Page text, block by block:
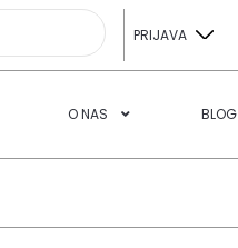
PRIJAVA
O NAS BLOG